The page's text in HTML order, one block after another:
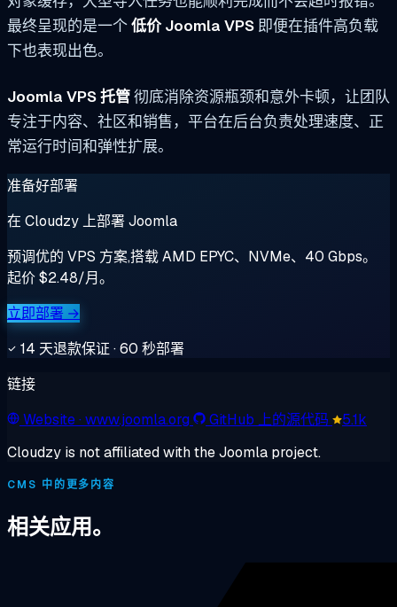
最终呈现的是一个低价 Joomla VPS 即便在插件高负载
下也表现出色。
Joomla VPS 托管彻底消除资源瓶颈和意外卡顿，让团队
专注于内容、社区和销售，平台在后台负责处理速度、正
常运行时间和弹性扩展。
准备好部署
在 Cloudzy 上部署 Joomla
预调优的 VPS 方案,搭载 AMD EPYC、NVMe、40 Gbps。
起价 $2.48/月。
立即部署 →
14 天退款保证 · 60 秒部署
链接
Website· www.joomla.org GitHub 上的源代码
5.1k
Cloudzy is not affiliated with the Joomla project.
CMS 中的更多内容
相关应用。